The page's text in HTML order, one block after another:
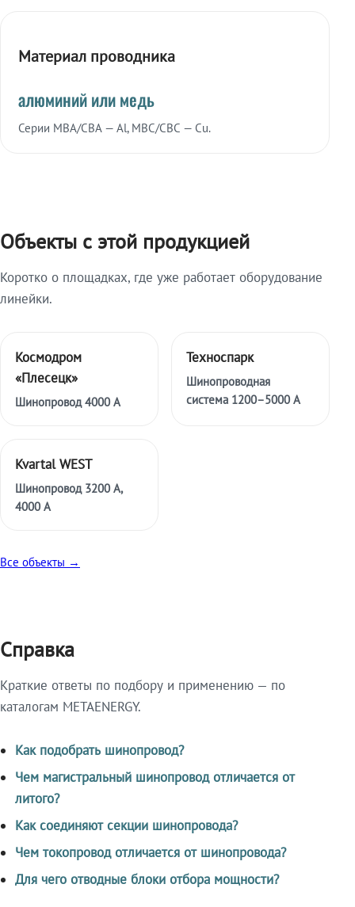
Материал проводника
алюминий или медь
Серии МВА/СВА — Al, МВС/СВС — Cu.
Объекты с этой продукцией
Коротко о площадках, где уже работает оборудование
линейки.
Космодром
«Плесецк»
Шинопровод 4000 А
Техноспарк
Шинопроводная
система 1200–5000 А
Kvartal WEST
Шинопровод 3200 А,
4000 А
Все объекты →
Справка
Краткие ответы по подбору и применению — по
каталогам METAENERGY.
Как подобрать шинопровод?
Чем магистральный шинопровод отличается от
литого?
Как соединяют секции шинопровода?
Чем токопровод отличается от шинопровода?
Для чего отводные блоки отбора мощности?